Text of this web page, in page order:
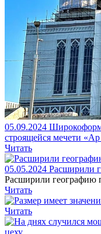
05.09.2024
строящейся мечети
Читать
05.05.2024 Расширили
Расширили географию
Читать
Читать